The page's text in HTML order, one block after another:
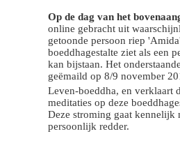
Op de dag van het
online gebracht uit
getoonde persoon riep
boeddhagestalte ziet als een
kan bijstaan. Het
geëmaild op 8/9 november
Leven-boeddha, en verklaart
meditaties op deze
Deze stroming gaat kennelijk
persoonlijk redder.